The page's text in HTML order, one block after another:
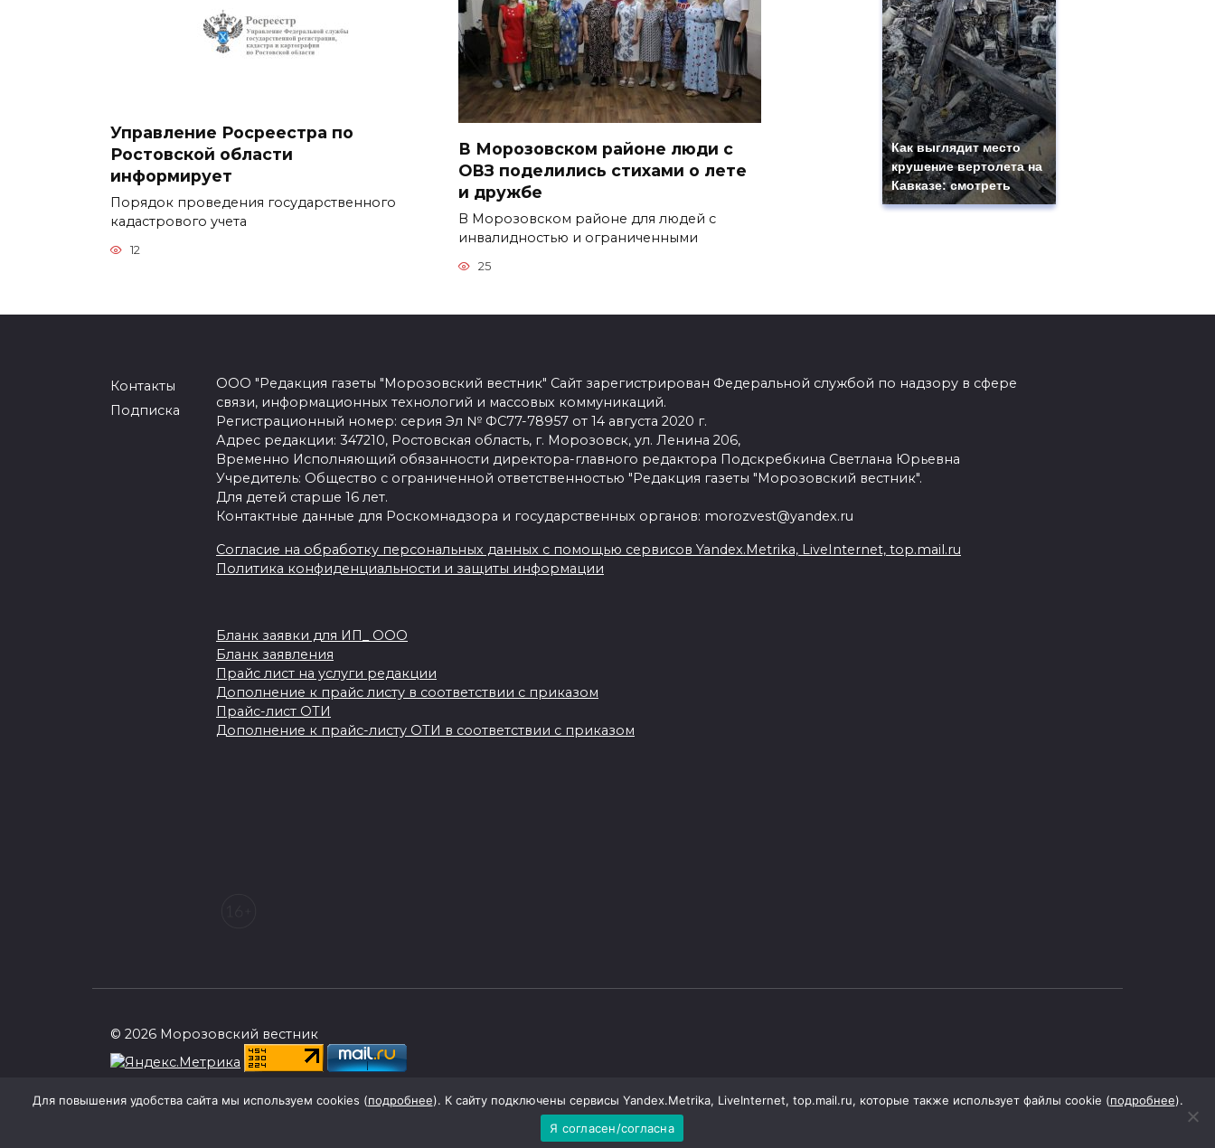
Управление Росреестра по
Ростовской области
информирует
Порядок проведения государственного
кадастрового учета
12
В Морозовском районе люди с
ОВЗ поделились стихами о лете
и дружбе
В Морозовском районе для людей с
инвалидностью и ограниченными
25
Как выглядит место
крушение вертолета на
Кавказе: смотреть
Контакты
Подписка
ООО "Редакция газеты "Морозовский вестник" Сайт зарегистрирован Федеральной службой по надзору в сфере
связи, информационных технологий и массовых коммуникаций.
Регистрационный номер: серия Эл № ФС77-78957 от 14 августа 2020 г.
Адрес редакции: 347210, Ростовская область, г. Морозовск, ул. Ленина 206,
Временно Исполняющий обязанности директора-главного редактора Подскребкина Светлана Юрьевна
Учредитель: Общество с ограниченной ответственностью "Редакция газеты "Морозовский вестник".
Для детей старше 16 лет.
Контактные данные для Роскомнадзора и государственных органов: morozvest@yandex.ru
Согласие на обработку персональных данных с помощью сервисов Yandex.Metrika, LiveInternet, top.mail.ru
Политика конфиденциальности и защиты информации
Бланк заявки для ИП_ ООО
Бланк заявления
Прайс лист на услуги редакции
Дополнение к прайс листу в соответствии с приказом
Прайс-лист ОТИ
Дополнение к прайс-листу ОТИ в соответствии с приказом
© 2026 Морозовский вестник
При поддержке Правительства Ростовской области
Для повышения удобства сайта мы используем cookies (подробнее). К сайту подключены сервисы Yandex.Metrika, LiveInternet, top.mail.ru, которые также использует файлы cookie (подробнее).
Я согласен/согласна